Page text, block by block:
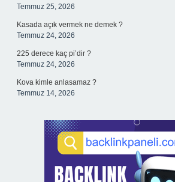
Temmuz 25, 2026
Kasada açık vermek ne demek ?
Temmuz 24, 2026
225 derece kaç pi’dir ?
Temmuz 24, 2026
Kova kimle anlasamaz ?
Temmuz 14, 2026